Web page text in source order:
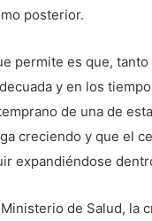
posterior.
permite es que,
y en los
de una de
creciendo y que el
expandiéndose
de Salud, la